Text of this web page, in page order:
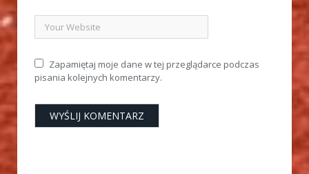
Zapamiętaj moje dane w tej przeglądarce podczas
pisania kolejnych komentarzy.